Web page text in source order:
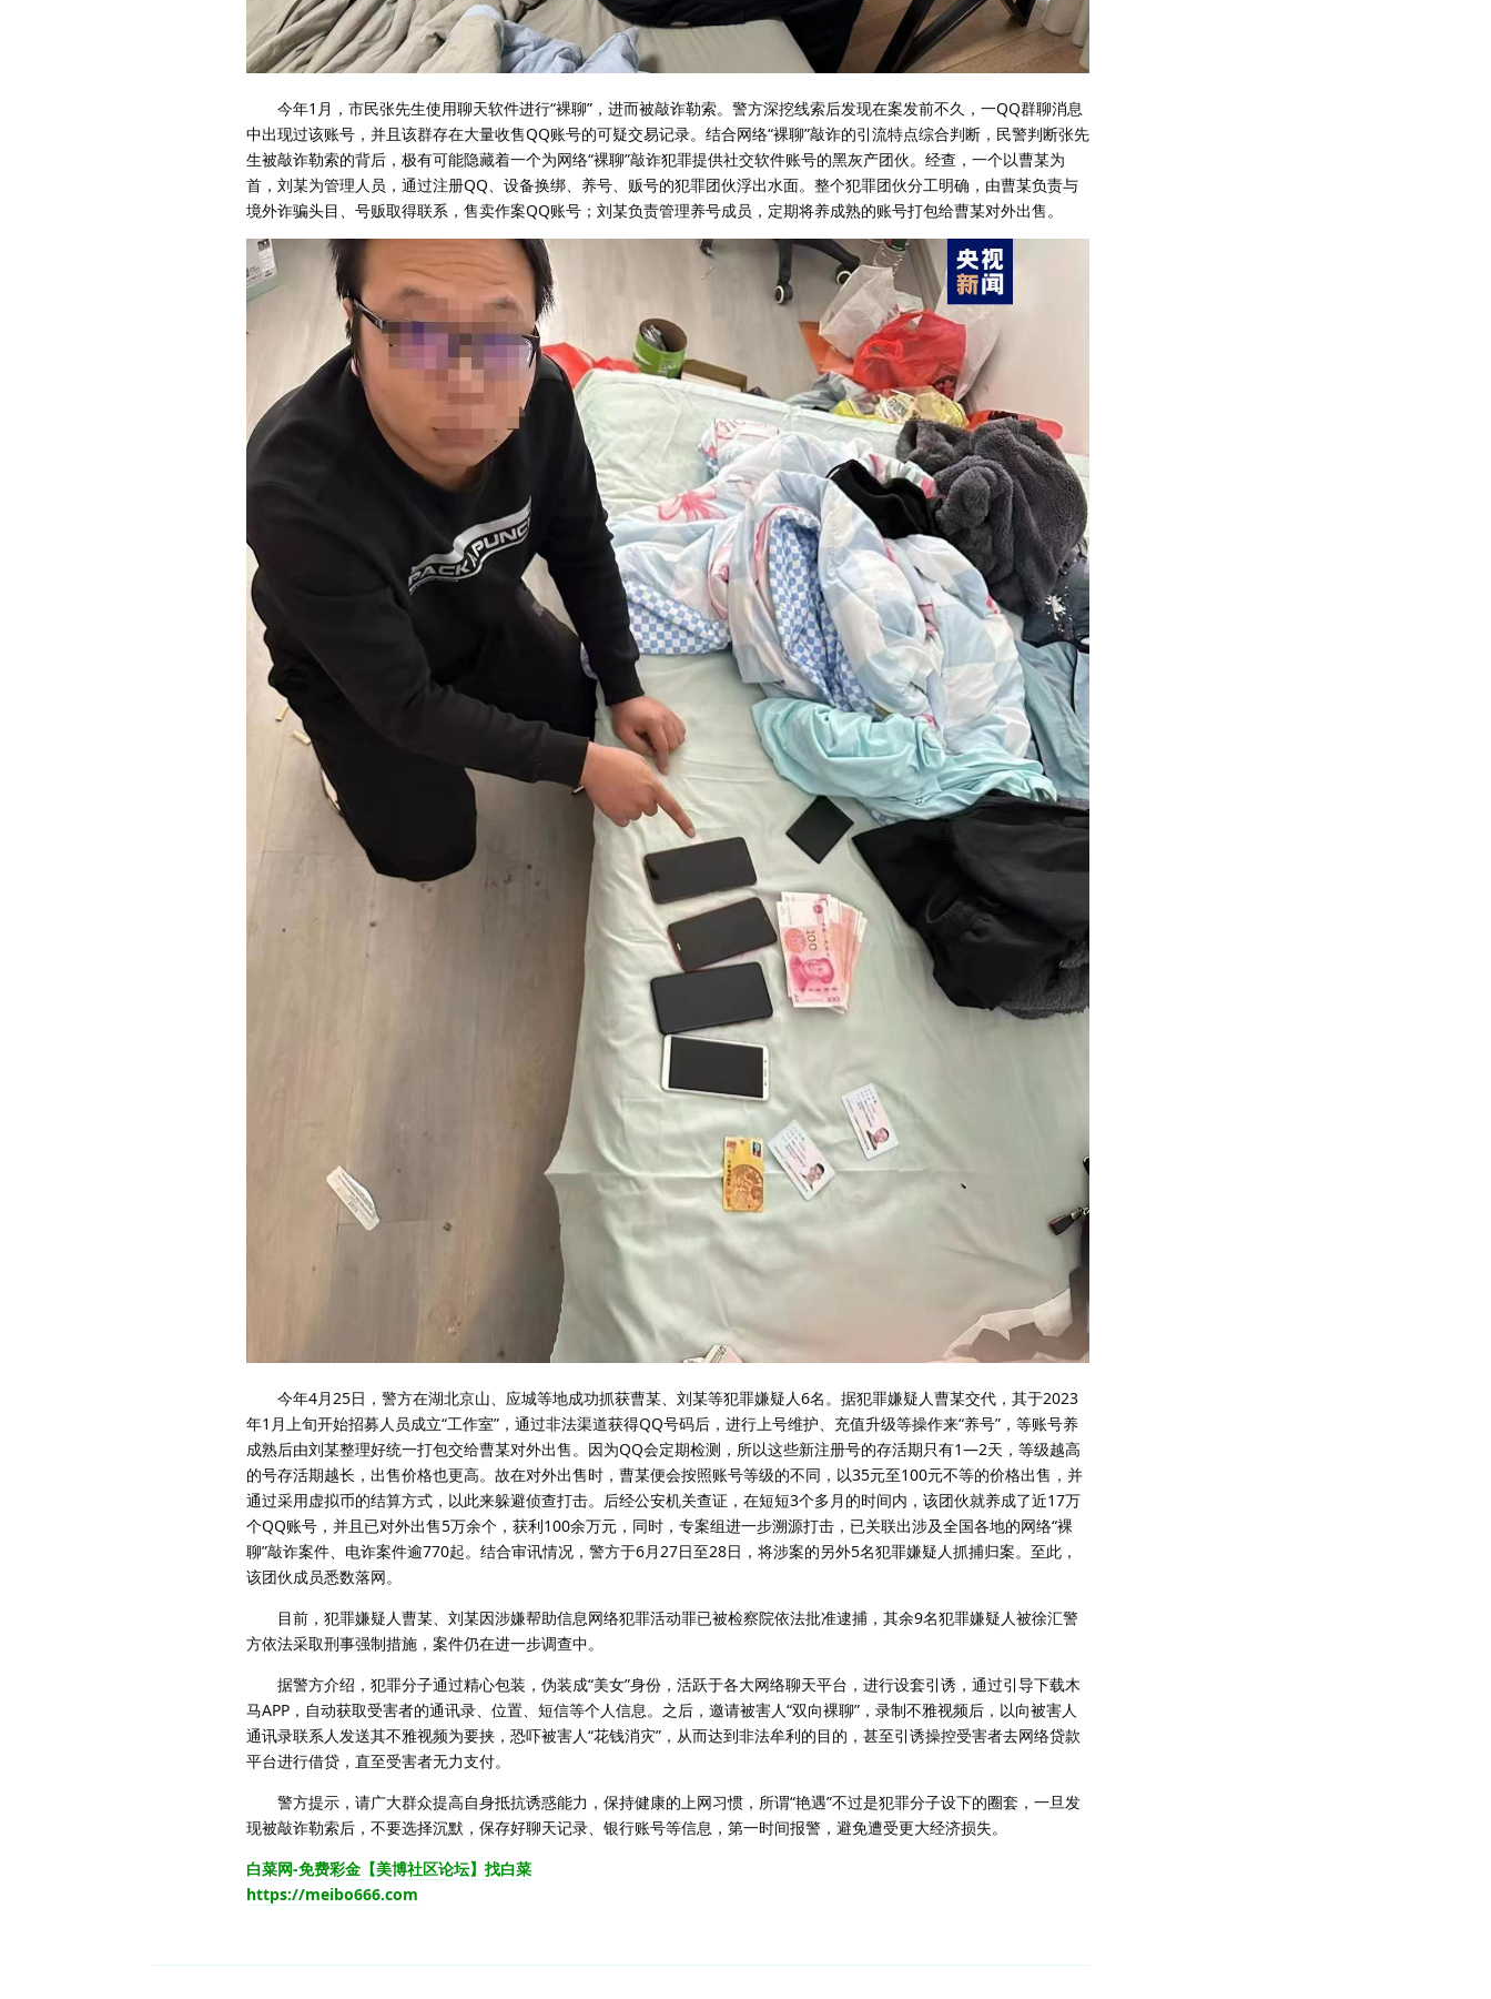
今年1月，市民张先生使用聊天软件进行“裸聊”，进而被敲诈勒索。警方深挖线索后发现在案发前不久，一QQ群聊消息
中出现过该账号，并且该群存在大量收售QQ账号的可疑交易记录。结合网络“裸聊”敲诈的引流特点综合判断，民警判断张先
生被敲诈勒索的背后，极有可能隐藏着一个为网络“裸聊”敲诈犯罪提供社交软件账号的黑灰产团伙。经查，一个以曹某为
首，刘某为管理人员，通过注册QQ、设备换绑、养号、贩号的犯罪团伙浮出水面。整个犯罪团伙分工明确，由曹某负责与
境外诈骗头目、号贩取得联系，售卖作案QQ账号；刘某负责管理养号成员，定期将养成熟的账号打包给曹某对外出售。
今年4月25日，警方在湖北京山、应城等地成功抓获曹某、刘某等犯罪嫌疑人6名。据犯罪嫌疑人曹某交代，其于2023
年1月上旬开始招募人员成立“工作室”，通过非法渠道获得QQ号码后，进行上号维护、充值升级等操作来“养号”，等账号养
成熟后由刘某整理好统一打包交给曹某对外出售。因为QQ会定期检测，所以这些新注册号的存活期只有1—2天，等级越高
的号存活期越长，出售价格也更高。故在对外出售时，曹某便会按照账号等级的不同，以35元至100元不等的价格出售，并
通过采用虚拟币的结算方式，以此来躲避侦查打击。后经公安机关查证，在短短3个多月的时间内，该团伙就养成了近17万
个QQ账号，并且已对外出售5万余个，获利100余万元，同时，专案组进一步溯源打击，已关联出涉及全国各地的网络“裸
聊”敲诈案件、电诈案件逾770起。结合审讯情况，警方于6月27日至28日，将涉案的另外5名犯罪嫌疑人抓捕归案。至此，
该团伙成员悉数落网。
目前，犯罪嫌疑人曹某、刘某因涉嫌帮助信息网络犯罪活动罪已被检察院依法批准逮捕，其余9名犯罪嫌疑人被徐汇警
方依法采取刑事强制措施，案件仍在进一步调查中。
据警方介绍，犯罪分子通过精心包装，伪装成“美女”身份，活跃于各大网络聊天平台，进行设套引诱，通过引导下载木
马APP，自动获取受害者的通讯录、位置、短信等个人信息。之后，邀请被害人“双向裸聊”，录制不雅视频后，以向被害人
通讯录联系人发送其不雅视频为要挟，恐吓被害人“花钱消灾”，从而达到非法牟利的目的，甚至引诱操控受害者去网络贷款
平台进行借贷，直至受害者无力支付。
警方提示，请广大群众提高自身抵抗诱惑能力，保持健康的上网习惯，所谓“艳遇”不过是犯罪分子设下的圈套，一旦发
现被敲诈勒索后，不要选择沉默，保存好聊天记录、银行账号等信息，第一时间报警，避免遭受更大经济损失。
白菜网-免费彩金【美博社区论坛】找白菜
https://meibo666.com